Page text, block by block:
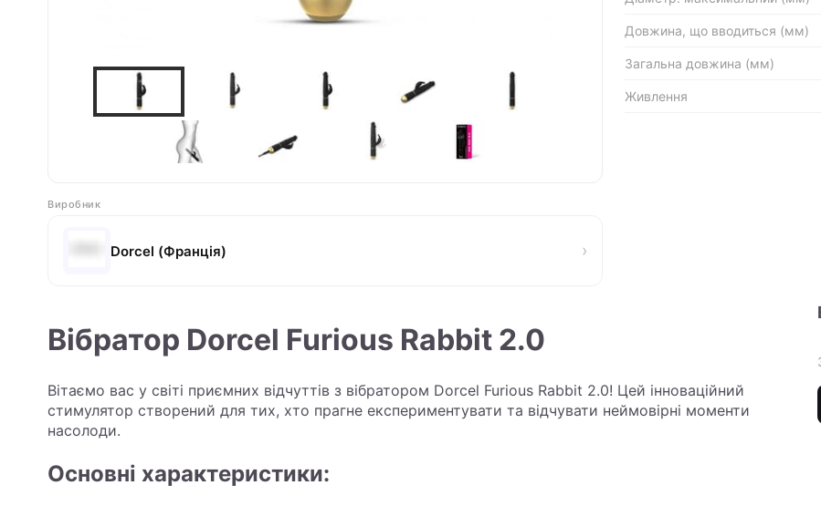
Виробник
Dorcel (Франція) ›
Довжина, що вводиться (мм)
Загальна довжина (мм)
Живлення
Вібратор Dorcel Furious Rabbit 2.0
Вітаємо вас у світі приємних відчуттів з вібратором Dorcel Furious Rabbit 2.0! Цей інноваційний
стимулятор створений для тих, хто прагне експериментувати та відчувати неймовірні моменти
насолоди.
Основні характеристики: